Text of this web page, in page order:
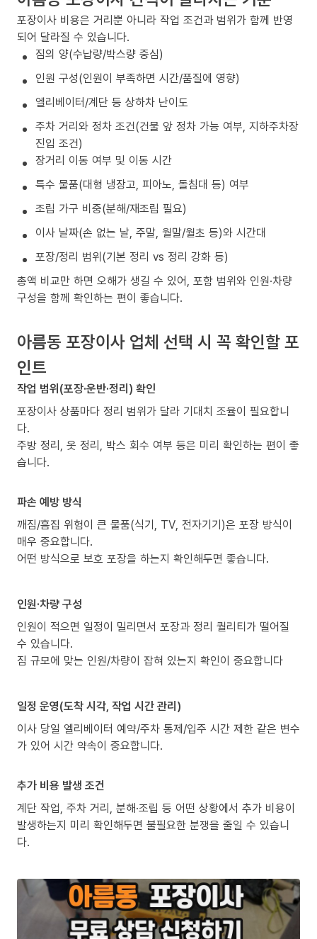
포장이사 비용은 거리뿐 아니라 작업 조건과 범위가 함께 반영
되어 달라질 수 있습니다.
짐의 양(수납량/박스량 중심)
인원 구성(인원이 부족하면 시간/품질에 영향)
엘리베이터/계단 등 상하차 난이도
주차 거리와 정차 조건(건물 앞 정차 가능 여부, 지하주차장
진입 조건)
장거리 이동 여부 및 이동 시간
특수 물품(대형 냉장고, 피아노, 돌침대 등) 여부
조립 가구 비중(분해/재조립 필요)
이사 날짜(손 없는 날, 주말, 월말/월초 등)와 시간대
포장/정리 범위(기본 정리 vs 정리 강화 등)
총액 비교만 하면 오해가 생길 수 있어, 포함 범위와 인원·차량
구성을 함께 확인하는 편이 좋습니다.
아름동 포장이사 업체 선택 시 꼭 확인할 포
인트
작업 범위(포장·운반·정리) 확인
포장이사 상품마다 정리 범위가 달라 기대치 조율이 필요합니
다.
주방 정리, 옷 정리, 박스 회수 여부 등은 미리 확인하는 편이 좋
습니다.
파손 예방 방식
깨짐/흠집 위험이 큰 물품(식기, TV, 전자기기)은 포장 방식이
매우 중요합니다.
어떤 방식으로 보호 포장을 하는지 확인해두면 좋습니다.
인원·차량 구성
인원이 적으면 일정이 밀리면서 포장과 정리 퀄리티가 떨어질
수 있습니다.
짐 규모에 맞는 인원/차량이 잡혀 있는지 확인이 중요합니다
일정 운영(도착 시각, 작업 시간 관리)
이사 당일 엘리베이터 예약/주차 통제/입주 시간 제한 같은 변수
가 있어 시간 약속이 중요합니다.
추가 비용 발생 조건
계단 작업, 주차 거리, 분해·조립 등 어떤 상황에서 추가 비용이
발생하는지 미리 확인해두면 불필요한 분쟁을 줄일 수 있습니
다.